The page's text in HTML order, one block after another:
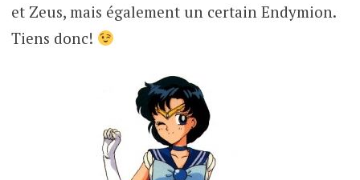
et Zeus, mais également un certain Endymion.
Tiens donc!